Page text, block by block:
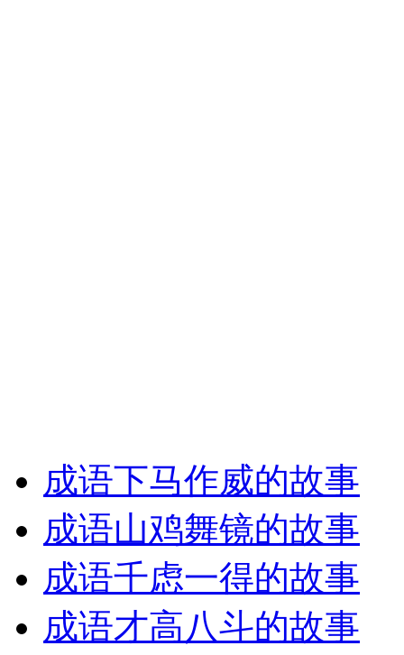
成语下马作威的故事
成语山鸡舞镜的故事
成语千虑一得的故事
成语才高八斗的故事